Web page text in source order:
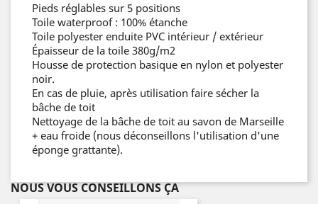
Pieds réglables sur 5 positions
Toile waterproof : 100% étanche
Toile polyester enduite PVC intérieur / extérieur
Épaisseur de la toile 380g/m2
Housse de protection basique en nylon et polyester
noir.
En cas de pluie, après utilisation faire sécher la
bâche de toit
Nettoyage de la bâche de toit au savon de Marseille
+ eau froide (nous déconseillons l'utilisation d'une
éponge grattante).
NOUS VOUS CONSEILLONS ÇA